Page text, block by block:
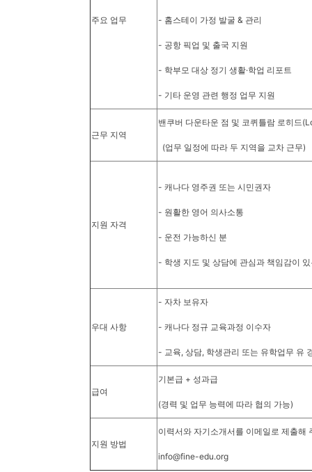
주요 업무 - 홈스테이 가정 발굴 & 관리
- 공항 픽업 및 출국 지원
- 학부모 대상 정기 생활·학업 리포트
- 기타 운영 관련 행정 업무 지원
근무 지역
밴쿠버 다운타운 점 및 코퀴틀람 로히드
(업무 일정에 따라 두 지역을 교차 근무)
지원 자격
- 캐나다 영주권 또는 시민권자
- 원활한 영어 의사소통
- 운전 가능하신 분
- 학생 지도 및 상담에 관심과 책임감이
우대 사항
- 자차 보유자
- 캐나다 정규 교육과정 이수자
- 교육, 상담, 학생관리 또는 유학업무 유
급여
기본급 + 성과급
(경력 및 업무 능력에 따라 협의 가능)
지원 방법
이력서와 자기소개서를 이메일로 제출해
info@fine-edu.org